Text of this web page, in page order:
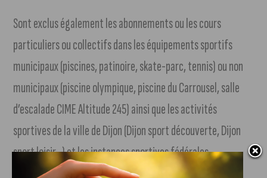
Sont exclus également les abonnements ou les cours
particuliers ou collectifs dans les équipements sportifs
municipaux (piscines, patinoire, skate-parc, tennis) ou non
municipaux (piscine olympique, piscine du Carrousel, salle
d’escalade CIME Altitude 245) ainsi que les activités
sportives de la ville de Dijon (Dijon sport découverte, Dijon
sport loisir…) et les instances sportives fédérales
(fédérations, ligues, comités).